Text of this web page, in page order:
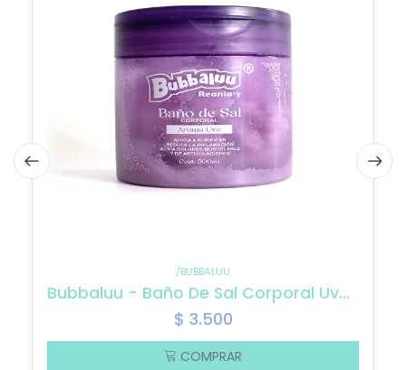
/BUBBALUU
Bubbaluu - Baño De Sal Corporal Uva 500ml
$ 3.500
COMPRAR